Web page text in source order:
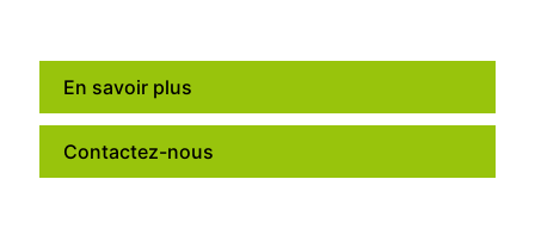
En savoir plus
Contactez-nous